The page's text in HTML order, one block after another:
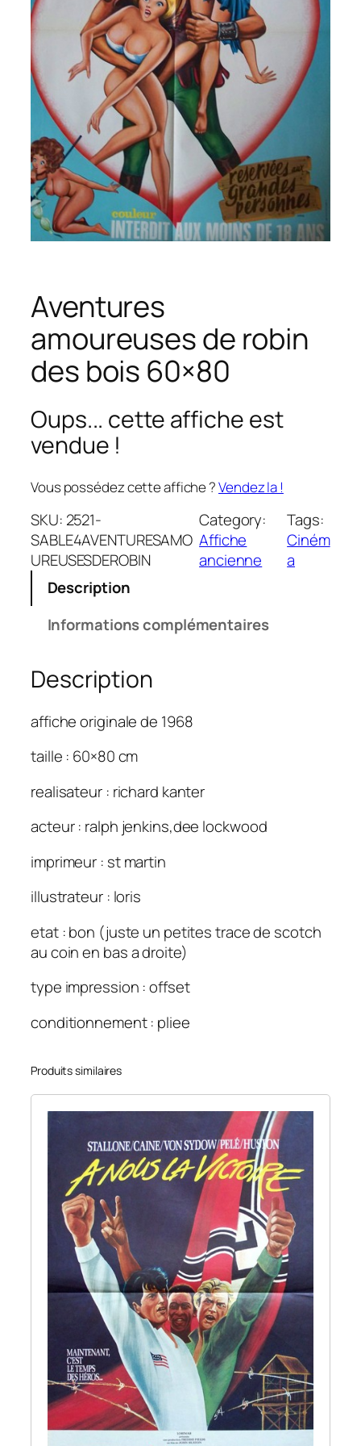
Aventures
amoureuses de robin
des bois 60×80
Oups... cette affiche est
vendue !
Vous possédez cette affiche ?Vendez la !
SKU: 2521-
SABLE4AVENTURESAMO
UREUSESDEROBIN
Category:
Affiche
ancienne
Tags:
Ciném
a
Description
Informations complémentaires
Description
affiche originale de 1968
taille : 60×80 cm
realisateur : richard kanter
acteur : ralph jenkins,dee lockwood
imprimeur : st martin
illustrateur : loris
etat : bon (juste un petites trace de scotch
au coin en bas a droite)
type impression : offset
conditionnement : pliee
Produits similaires